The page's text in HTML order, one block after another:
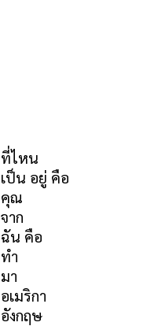
ที่ไหน
เป็น อยู่ คือ
คุณ
จาก
ฉัน คือ
ทำ
มา
อเมริกา
อังกฤษ